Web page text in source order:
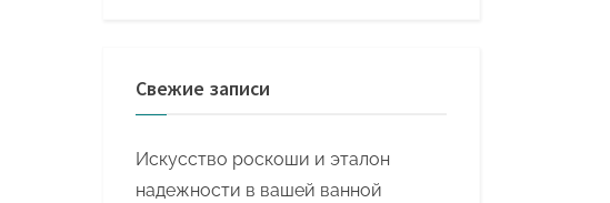
Свежие записи
Искусство роскоши и эталон
надежности в вашей ванной